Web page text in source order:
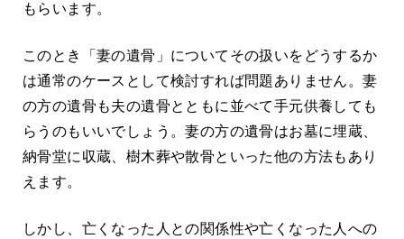
もらいます。
このとき「妻の遺骨」についてその扱いをどうするか
は通常のケースとして検討すれば問題ありません。妻
の方の遺骨も夫の遺骨とともに並べて手元供養しても
らうのもいいでしょう。妻の方の遺骨はお墓に埋蔵、
納骨堂に収蔵、樹木葬や散骨といった他の方法もあり
えます。
しかし、亡くなった人との関係性や亡くなった人への